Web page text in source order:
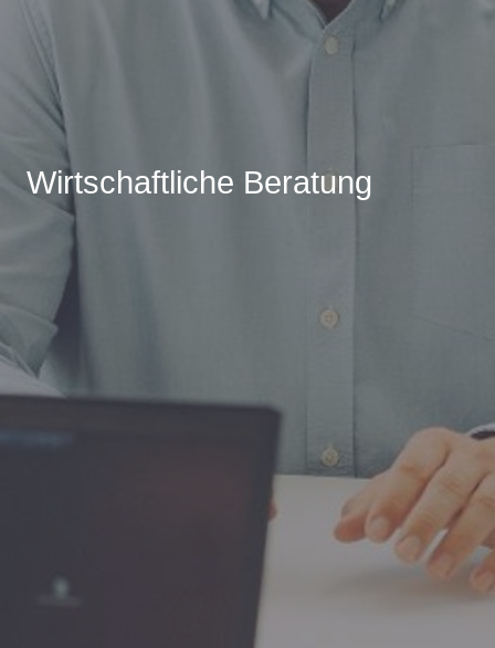
Wirtschaftliche Beratung